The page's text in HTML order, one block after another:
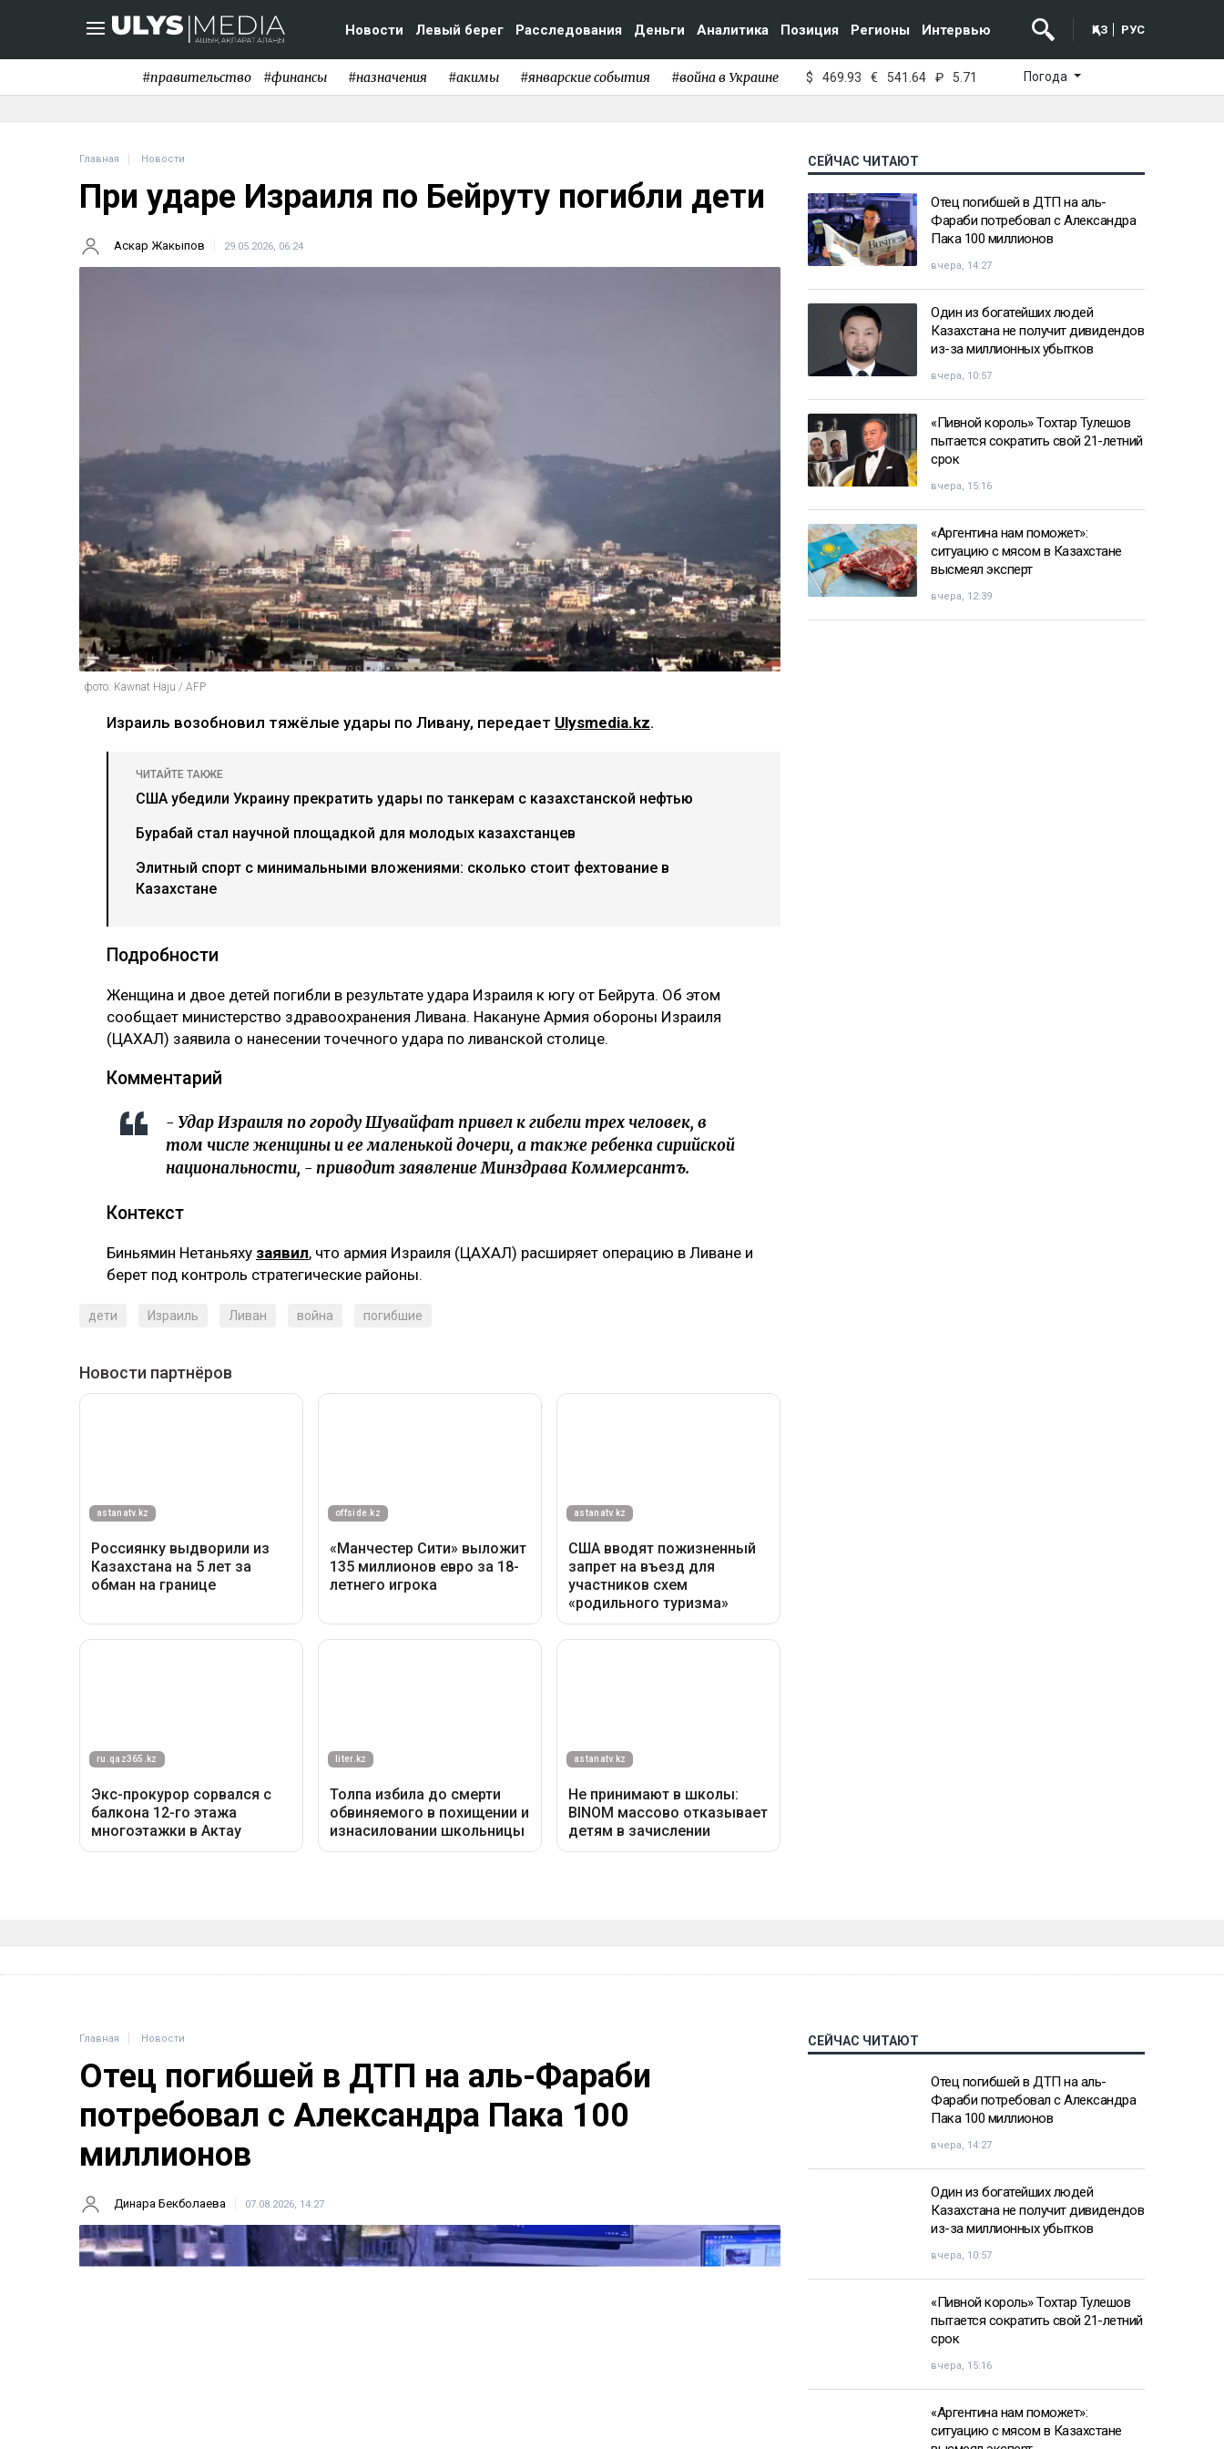
Новости Левый берег Расследования Деньги Аналитика Позиция Регионы Интервью ҚАЗ РУС
#правительство #финансы #назначения #акимы #январские события #война в Украине $ 469.93 € 541.64 ₽ 5.71 Погода
Главная Новости
При ударе Израиля по Бейруту погибли дети
Аскар Жакыпов 29.05.2026, 06:24
фото: Kawnat Haju / AFP
Израиль возобновил тяжёлые удары по Ливану, передает Ulysmedia.kz.
ЧИТАЙТЕ ТАКЖЕ
США убедили Украину прекратить удары по танкерам с казахстанской нефтью
Бурабай стал научной площадкой для молодых казахстанцев
Элитный спорт с минимальными вложениями: сколько стоит фехтование в
Казахстане
Подробности
Женщина и двое детей погибли в результате удара Израиля к югу от Бейрута. Об этом
сообщает министерство здравоохранения Ливана. Накануне Армия обороны Израиля
(ЦАХАЛ) заявила о нанесении точечного удара по ливанской столице.
Комментарий
- Удар Израиля по городу Шувайфат привел к гибели трех человек, в
том числе женщины и ее маленькой дочери, а также ребенка сирийской
национальности, - приводит заявление Минздрава Коммерсантъ.
Контекст
Биньямин Нетаньяху заявил, что армия Израиля (ЦАХАЛ) расширяет операцию в Ливане и
берет под контроль стратегические районы.
дети Израиль Ливан война погибшие
СЕЙЧАС ЧИТАЮТ
Отец погибшей в ДТП на аль-
Фараби потребовал с Александра
Пака 100 миллионов
вчера, 14:27
Один из богатейших людей
Казахстана не получит дивидендов
из-за миллионных убытков
вчера, 10:57
«Пивной король» Тохтар Тулешов
пытается сократить свой 21-летний
срок
вчера, 15:16
«Аргентина нам поможет»:
ситуацию с мясом в Казахстане
высмеял эксперт
вчера, 12:39
Главная Новости
Отец погибшей в ДТП на аль-Фараби
потребовал с Александра Пака 100
миллионов
Динара Бекболаева 07.08.2026, 14:27
СЕЙЧАС ЧИТАЮТ
Отец погибшей в ДТП на аль-
Фараби потребовал с Александра
Пака 100 миллионов
вчера, 14:27
Один из богатейших людей
Казахстана не получит дивидендов
из-за миллионных убытков
вчера, 10:57
«Пивной король» Тохтар Тулешов
пытается сократить свой 21-летний
срок
вчера, 15:16
«Аргентина нам поможет»:
ситуацию с мясом в Казахстане